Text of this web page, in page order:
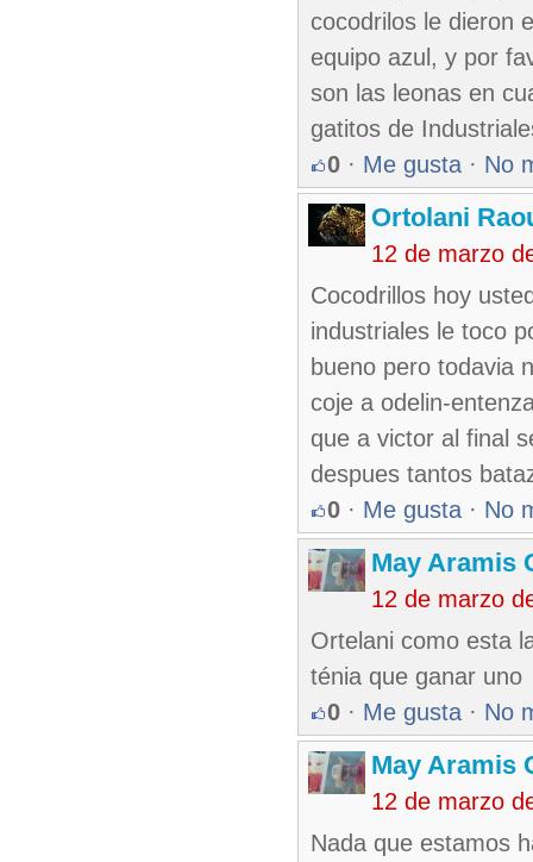
cocodrilos le dieron
equipo azul, y por
son las leonas en
gatitos de
0 · Me gusta · No
Ortolani
12 de marzo
Cocodrillos hoy
industriales le toco
bueno pero todavia
coje a odelin-
que a victor al final
despues tantos
0 · Me gusta · No
May Aramis
12 de marzo
Ortelani como esta
ténia que ganar uno
0 · Me gusta · No
May Aramis
12 de marzo
Nada que estamos